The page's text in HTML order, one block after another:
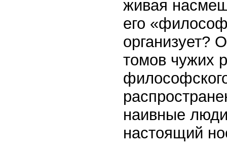
живая
его
организует?
томов чужих
наивные
настоящий